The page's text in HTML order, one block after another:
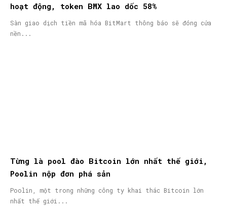
hoạt động, token BMX lao dốc 58%
Sàn giao dịch tiền mã hóa BitMart thông báo sẽ đóng cửa
nền...
Từng là pool đào Bitcoin lớn nhất thế giới,
Poolin nộp đơn phá sản
Poolin, một trong những công ty khai thác Bitcoin lớn
nhất thế giới...